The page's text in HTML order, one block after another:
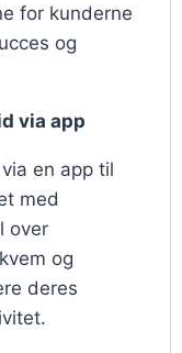
for kunderne
og
via app
en app til
med
over
og
deres